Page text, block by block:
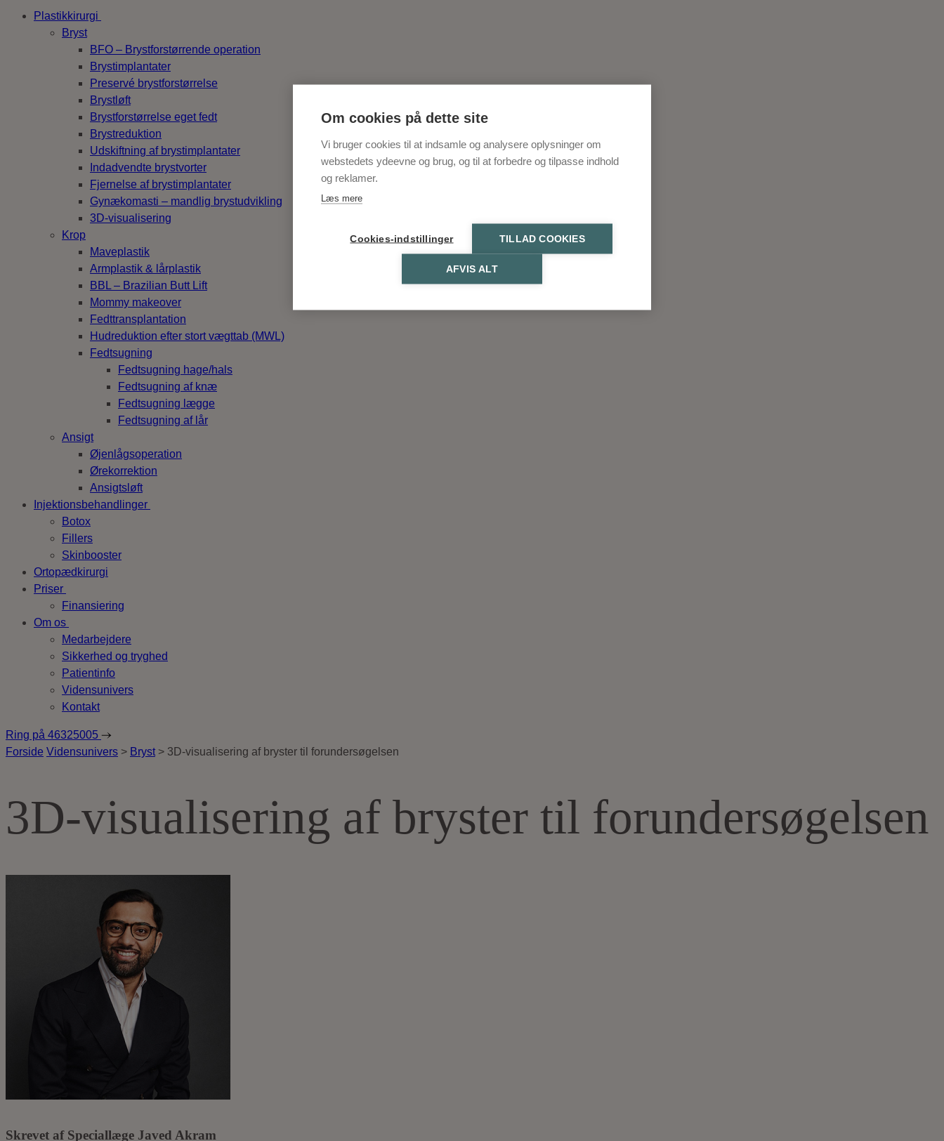
Plastikkirurgi
Bryst
BFO – Brystforstørrende operation
Brystimplantater
Preservé brystforstørrelse
Brystløft
Brystforstørrelse eget fedt
Brystreduktion
Udskiftning af brystimplantater
Indadvendte brystvorter
Fjernelse af brystimplantater
Gynækomasti – mandlig brystudvikling
3D-visualisering
Krop
Maveplastik
Armplastik & lårplastik
BBL – Brazilian Butt Lift
Mommy makeover
Fedttransplantation
Hudreduktion efter stort vægttab (MWL)
Fedtsugning
Fedtsugning hage/hals
Fedtsugning af knæ
Fedtsugning lægge
Fedtsugning af lår
Ansigt
Øjenlågsoperation
Ørekorrektion
Ansigtsløft
Injektionsbehandlinger
Botox
Fillers
Skinbooster
Ortopædkirurgi
Priser
Finansiering
Om os
Medarbejdere
Sikkerhed og tryghed
Patientinfo
Vidensunivers
Kontakt
Ring på 46325005
Forside Vidensunivers > Bryst > 3D-visualisering af bryster til forundersøgelsen
3D-visualisering af bryster til forundersøgelsen
Skrevet af Speciallæge Javed Akram
Om cookies på dette site
Vi bruger cookies til at indsamle og analysere oplysninger om
webstedets ydeevne og brug, og til at forbedre og tilpasse indhold
og reklamer.
Læs mere
Cookies-indstillinger TILLAD COOKIES
AFVIS ALT